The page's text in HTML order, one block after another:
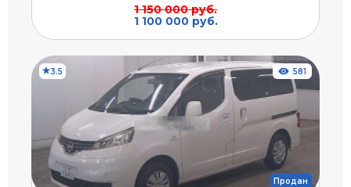
1 150 000 руб.
1 100 000 руб.
3.5
Продан
581